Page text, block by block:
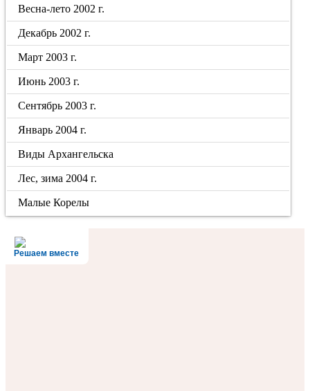
Весна-лето 2002 г.
Декабрь 2002 г.
Март 2003 г.
Июнь 2003 г.
Сентябрь 2003 г.
Январь 2004 г.
Виды Архангельска
Лес, зима 2004 г.
Малые Корелы
Решаем вместе